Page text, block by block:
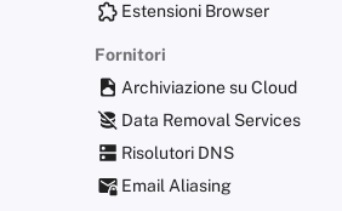
Estensioni Browser
Fornitori
Archiviazione su Cloud
Data Removal Services
Risolutori DNS
Email Aliasing